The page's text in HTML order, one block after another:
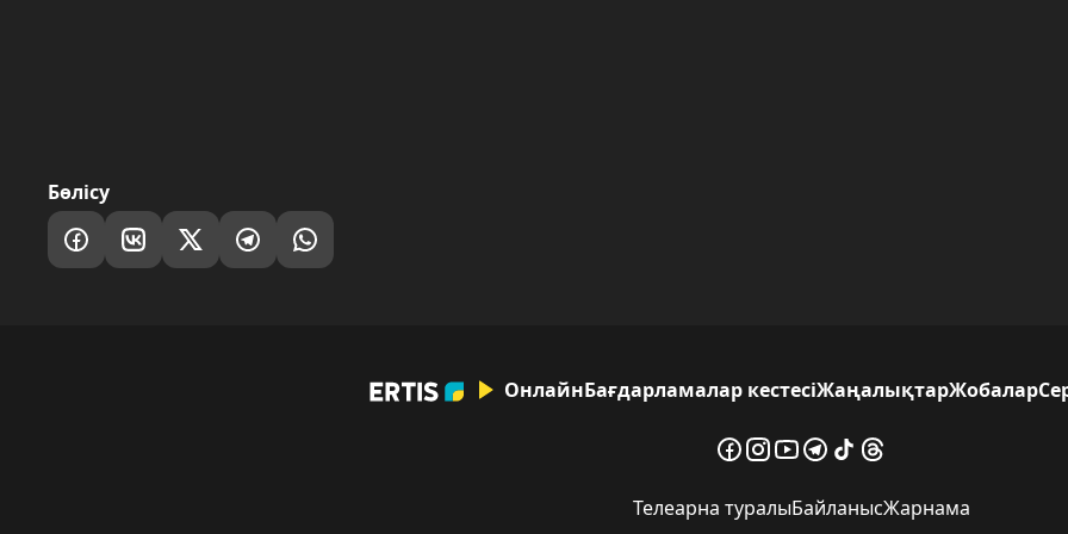
Бөлісу
ОнлайнБағдарламалар кестесіЖаңалықтарЖобалар
Телеарна туралыБайланысЖарнама